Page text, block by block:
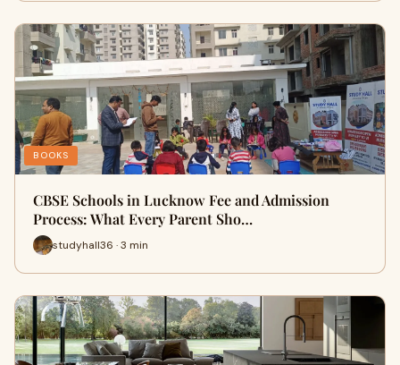
BOOKS
CBSE Schools in Lucknow Fee and Admission
Process: What Every Parent Sho…
studyhall36 · 3 min